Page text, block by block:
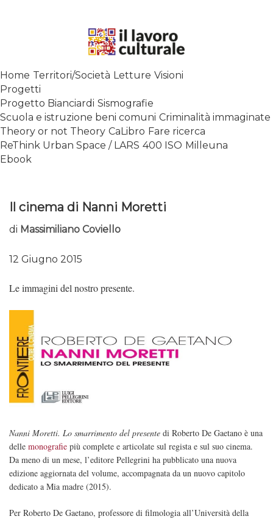
SPALANCARE LE FINESTRE DEI
CONTEMPORANEO
Home Territori/Società Letture Visioni
Progetti
Progetto Bianciardi Sismografie
Scuola e istruzione beni comuni Criminalità immaginate
Theory or not Theory CaLibro Fare ricerca
ReThink Urban Space / LARS 400 ISO Milleuna
Ebook
Il cinema di Nanni Moretti
di Massimiliano Coviello
12 Giugno 2015
Le immagini del nostro presente.
Nanni Moretti. Lo smarrimento del presente di Roberto De Gaetano è una
delle monografie più complete e articolate sul regista e sul suo cinema.
Da meno di un mese, l’editore Pellegrini ha pubblicato una nuova
edizione aggiornata del volume, accompagnata da un nuovo capitolo
dedicato a Mia madre (2015).
Per Roberto De Gaetano, professore di filmologia all’Università della